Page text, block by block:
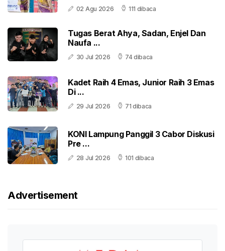
02 Agu 2026 111 dibaca
Tugas Berat Ahya, Sadan, Enjel Dan
Naufa ...
30 Jul 2026 74 dibaca
Kadet Raih 4 Emas, Junior Raih 3 Emas
Di ...
29 Jul 2026 71 dibaca
KONI Lampung Panggil 3 Cabor Diskusi
Pre ...
28 Jul 2026 101 dibaca
Advertisement